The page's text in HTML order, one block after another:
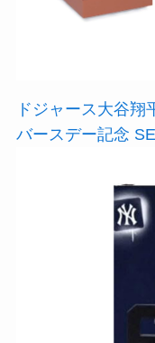
ドジャース大谷
バースデー記念